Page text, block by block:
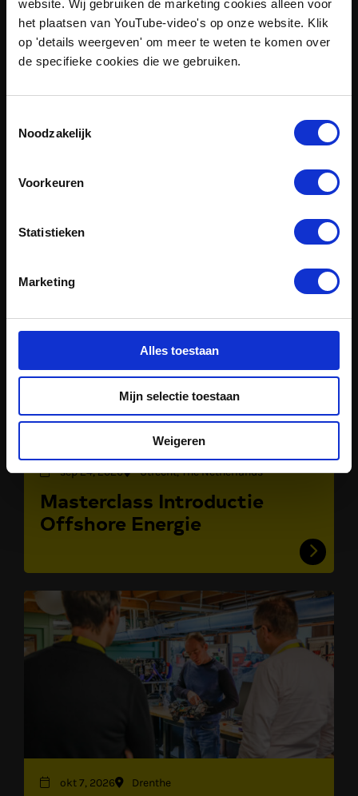
website. Wij gebruiken de marketing cookies alleen voor
het plaatsen van YouTube-video's op onze website. Klik
op 'details weergeven' om meer te weten te komen over
de specifieke cookies die we gebruiken.
Noodzakelijk
Voorkeuren
Statistieken
Marketing
Alles toestaan
Mijn selectie toestaan
Weigeren
Masterclass
sep 24, 2026 Utrecht, The Netherlands
Masterclass Introductie
Offshore Energie
okt 7, 2026 Drenthe